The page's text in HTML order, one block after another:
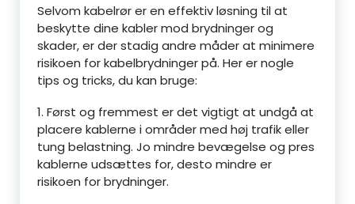
Selvom kabelrør er en effektiv løsning til at
beskytte dine kabler mod brydninger og
skader, er der stadig andre måder at minimere
risikoen for kabelbrydninger på. Her er nogle
tips og tricks, du kan bruge:
1. Først og fremmest er det vigtigt at undgå at
placere kablerne i områder med høj trafik eller
tung belastning. Jo mindre bevægelse og pres
kablerne udsættes for, desto mindre er
risikoen for brydninger.